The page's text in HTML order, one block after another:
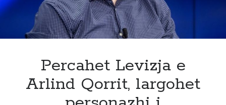
Percahet Levizja e
Arlind Qorrit, largohet